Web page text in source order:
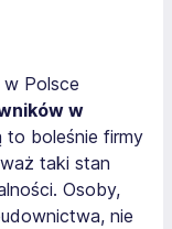
Polsce
w
to boleśnie firmy
taki stan
Osoby,
nie